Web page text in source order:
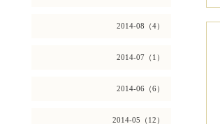
2014-08（4）
2014-07（1）
2014-06（6）
2014-05（12）